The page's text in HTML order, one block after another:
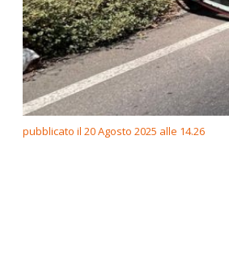
pubblicato il 20 Agosto 2025 alle 14.26